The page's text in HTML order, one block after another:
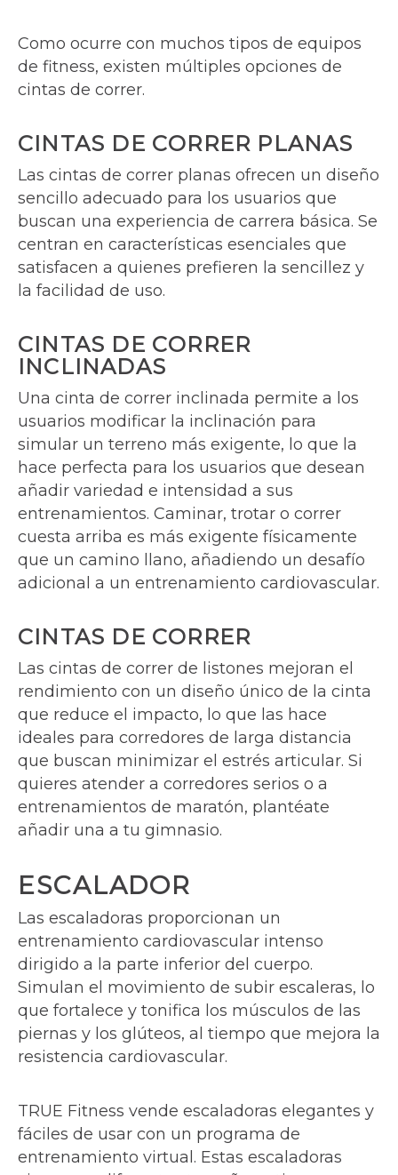
Como ocurre con muchos tipos de equipos
de fitness, existen múltiples opciones de
cintas de correr.
CINTAS DE CORRER PLANAS
Las cintas de correr planas ofrecen un diseño
sencillo adecuado para los usuarios que
buscan una experiencia de carrera básica. Se
centran en características esenciales que
satisfacen a quienes prefieren la sencillez y
la facilidad de uso.
CINTAS DE CORRER
INCLINADAS
Una cinta de correr inclinada permite a los
usuarios modificar la inclinación para
simular un terreno más exigente, lo que la
hace perfecta para los usuarios que desean
añadir variedad e intensidad a sus
entrenamientos. Caminar, trotar o correr
cuesta arriba es más exigente físicamente
que un camino llano, añadiendo un desafío
adicional a un entrenamiento cardiovascular.
CINTAS DE CORRER
Las cintas de correr de listones mejoran el
rendimiento con un diseño único de la cinta
que reduce el impacto, lo que las hace
ideales para corredores de larga distancia
que buscan minimizar el estrés articular. Si
quieres atender a corredores serios o a
entrenamientos de maratón, plantéate
añadir una a tu gimnasio.
ESCALADOR
Las escaladoras proporcionan un
entrenamiento cardiovascular intenso
dirigido a la parte inferior del cuerpo.
Simulan el movimiento de subir escaleras, lo
que fortalece y tonifica los músculos de las
piernas y los glúteos, al tiempo que mejora la
resistencia cardiovascular.
TRUE Fitness vende escaladoras elegantes y
fáciles de usar con un programa de
entrenamiento virtual. Estas escaladoras